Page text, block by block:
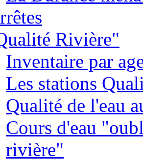
Rivière"
Inventaire par
Les stations
Qualité de l'eau
Cours d'eau
rivière"